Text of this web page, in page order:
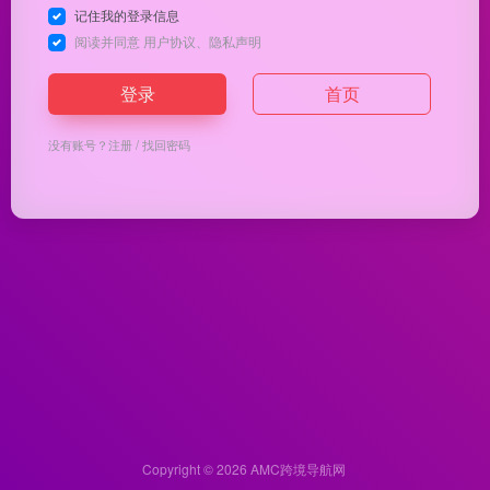
记住我的登录信息
阅读并同意 用户协议 隐私声明
登录 首页
没有账号？注册/找回密码
Copyright © 2026 AMC跨境导航网